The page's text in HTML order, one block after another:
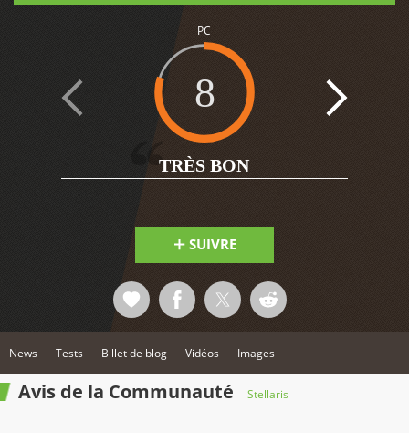
PC
8
TRÈS BON
SUIVRE
News Tests Billet de blog Vidéos Images
Avis de la Communauté Stellaris